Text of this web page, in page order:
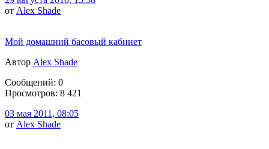
от Alex Shade
Мой домашний басовый кабинет
Автор Alex Shade
Сообщений: 0
Просмотров: 8 421
03 мая 2011, 08:05
от Alex Shade